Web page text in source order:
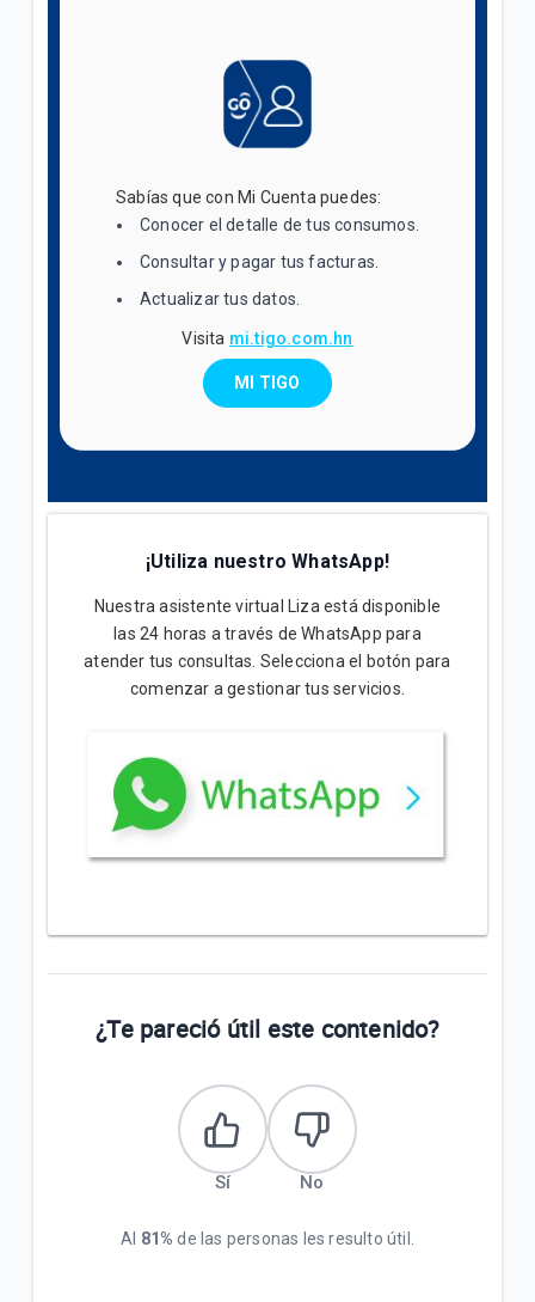
Sabías que con Mi Cuenta puedes:
Conocer el detalle de tus consumos.
Consultar y pagar tus facturas.
Actualizar tus datos.
Visita mi.tigo.com.hn
MI TIGO
¡Utiliza nuestro WhatsApp!
Nuestra asistente virtual Liza está disponible
las 24 horas a través de WhatsApp para
atender tus consultas. Selecciona el botón para
comenzar a gestionar tus servicios.
¿Te pareció útil este contenido?
Sí No
Al 81% de las personas les resulto útil.